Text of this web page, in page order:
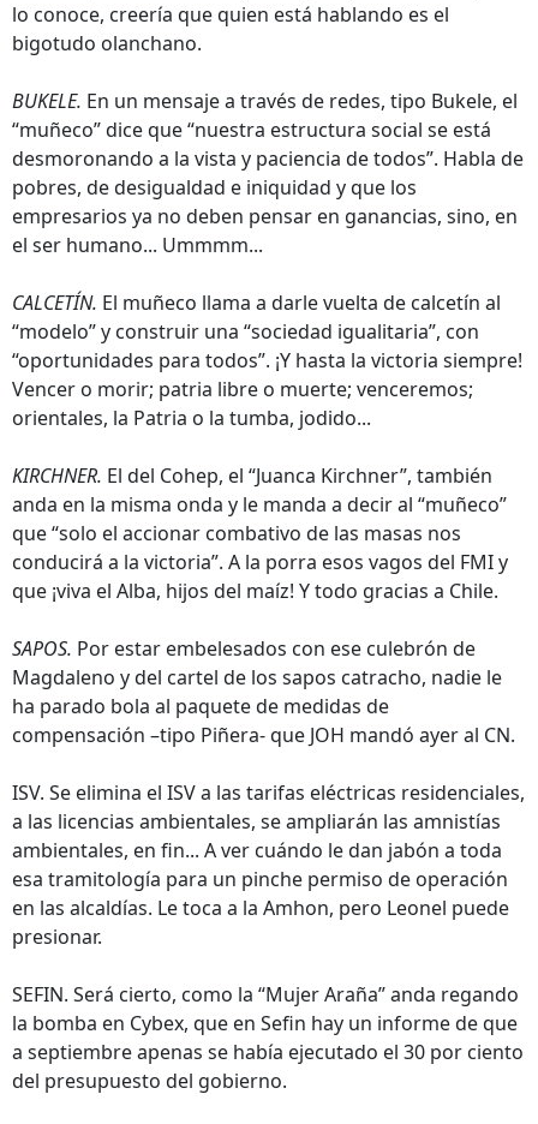
lo conoce, creería que quien está hablando es el
bigotudo olanchano.
BUKELE. En un mensaje a través de redes, tipo Bukele, el
“muñeco” dice que “nuestra estructura social se está
desmoronando a la vista y paciencia de todos”. Habla de
pobres, de desigualdad e iniquidad y que los
empresarios ya no deben pensar en ganancias, sino, en
el ser humano... Ummmm...
CALCETÍN. El muñeco llama a darle vuelta de calcetín al
“modelo” y construir una “sociedad igualitaria”, con
“oportunidades para todos”. ¡Y hasta la victoria siempre!
Vencer o morir; patria libre o muerte; venceremos;
orientales, la Patria o la tumba, jodido...
KIRCHNER. El del Cohep, el “Juanca Kirchner”, también
anda en la misma onda y le manda a decir al “muñeco”
que “solo el accionar combativo de las masas nos
conducirá a la victoria”. A la porra esos vagos del FMI y
que ¡viva el Alba, hijos del maíz! Y todo gracias a Chile.
SAPOS. Por estar embelesados con ese culebrón de
Magdaleno y del cartel de los sapos catracho, nadie le
ha parado bola al paquete de medidas de
compensación –tipo Piñera- que JOH mandó ayer al CN.
ISV. Se elimina el ISV a las tarifas eléctricas residenciales,
a las licencias ambientales, se ampliarán las amnistías
ambientales, en fin... A ver cuándo le dan jabón a toda
esa tramitología para un pinche permiso de operación
en las alcaldías. Le toca a la Amhon, pero Leonel puede
presionar.
SEFIN. Será cierto, como la “Mujer Araña” anda regando
la bomba en Cybex, que en Sefin hay un informe de que
a septiembre apenas se había ejecutado el 30 por ciento
del presupuesto del gobierno.